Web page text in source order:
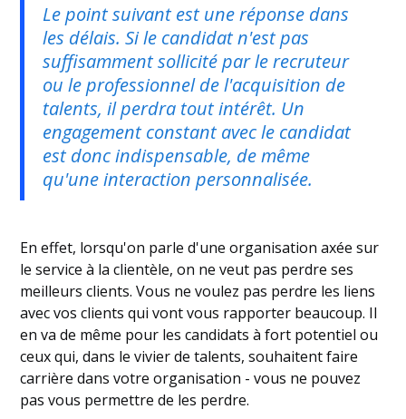
Le point suivant est une réponse dans
les délais. Si le candidat n'est pas
suffisamment sollicité par le recruteur
ou le professionnel de l'acquisition de
talents, il perdra tout intérêt. Un
engagement constant avec le candidat
est donc indispensable, de même
qu'une interaction personnalisée.
En effet, lorsqu'on parle d'une organisation axée sur
le service à la clientèle, on ne veut pas perdre ses
meilleurs clients. Vous ne voulez pas perdre les liens
avec vos clients qui vont vous rapporter beaucoup. Il
en va de même pour les candidats à fort potentiel ou
ceux qui, dans le vivier de talents, souhaitent faire
carrière dans votre organisation - vous ne pouvez
pas vous permettre de les perdre.